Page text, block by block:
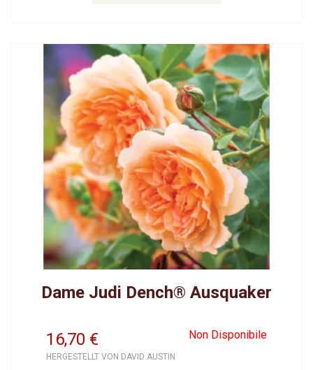
Dame Judi Dench® Ausquaker
16,70 Non Disponibile
€
HERGESTELLT VON DAVID AUSTIN